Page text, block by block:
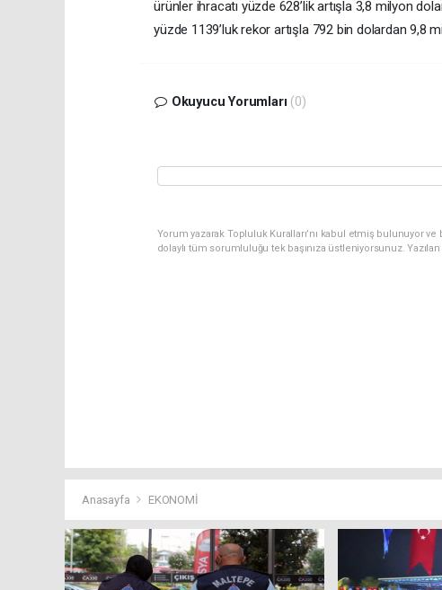
ürünler ihracatı yüzde 628’lik artışla 3,8 milyon
yüzde 1139’luk rekor artışla 792 bin dolardan 9,8
Okuyucu Yorumları (0)
Yorum yazarak Topluluk Kuralları’nı kabul etmiş bulunuyor
dolaylı tüm sorumluluğu tek başınıza üstleniyorsunuz.
Anasayfa EKONOMİ